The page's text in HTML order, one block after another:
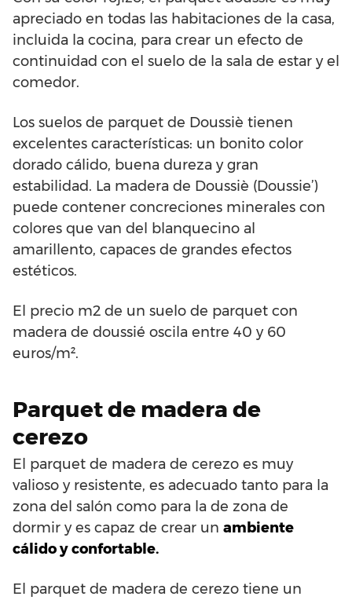
apreciado en todas las habitaciones de la casa,
incluida la cocina, para crear un efecto de
continuidad con el suelo de la sala de estar y el
comedor.
Los suelos de parquet de Doussiè tienen
excelentes características: un bonito color
dorado cálido, buena dureza y gran
estabilidad. La madera de Doussiè (Doussie’)
puede contener concreciones minerales con
colores que van del blanquecino al
amarillento, capaces de grandes efectos
estéticos.
El precio m2 de un suelo de parquet con
madera de doussié oscila entre 40 y 60
euros/m².
Parquet de madera de
cerezo
El parquet de madera de cerezo es muy
valioso y resistente, es adecuado tanto para la
zona del salón como para la de zona de
dormir y es capaz de crear un ambiente
cálido y confortable.
El parquet de madera de cerezo tiene un